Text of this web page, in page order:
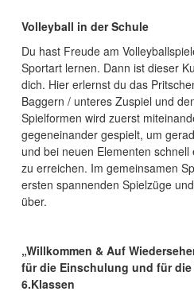
Volleyball in der Schule
Du hast Freude am
Sportart lernen. Dann ist dieser
dich. Hier erlernst du das
Baggern / unteres Zuspiel und
Spielformen wird zuerst
gegeneinander gespielt, um
und bei neuen Elementen
zu erreichen. Im gemeinsamen
ersten spannenden Spielzüge
über.
„Willkommen & Auf
für die Einschulung und für
6.Klassen